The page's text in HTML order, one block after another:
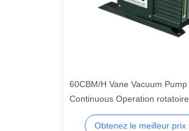
60CBM/H Vane Vacuum Pump
Continuous Operation rotatoire
Obtenez le meilleur prix